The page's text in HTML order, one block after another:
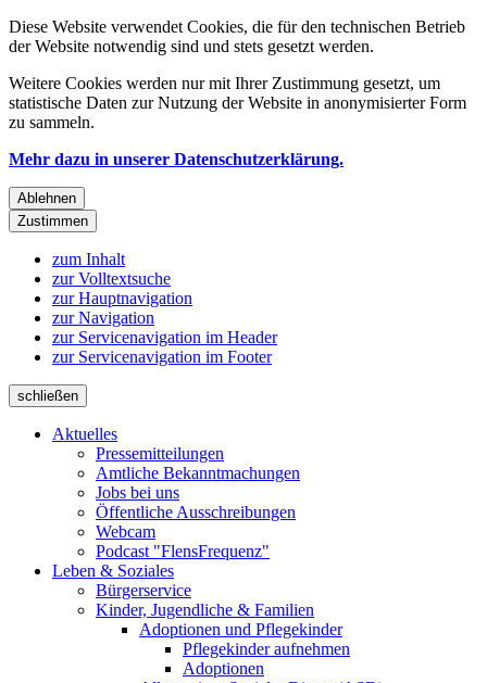
Diese Website verwendet Cookies, die für den technischen Betrieb
der Website notwendig sind und stets gesetzt werden.
Weitere Cookies werden nur mit Ihrer Zustimmung gesetzt, um
statistische Daten zur Nutzung der Website in anonymisierter Form
zu sammeln.
Mehr dazu in unserer Datenschutzerklärung.
Ablehnen
Zustimmen
zum Inhalt
zur Volltextsuche
zur Hauptnavigation
zur Navigation
zur Servicenavigation im Header
zur Servicenavigation im Footer
schließen
Aktuelles
Pressemitteilungen
Amtliche Bekanntmachungen
Jobs bei uns
Öffentliche Ausschreibungen
Webcam
Podcast "FlensFrequenz"
Leben & Soziales
Bürgerservice
Kinder, Jugendliche & Familien
Adoptionen und Pflegekinder
Pflegekinder aufnehmen
Adoptionen